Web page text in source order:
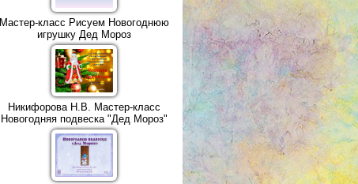
Мастер-класс Рисуем Новогоднюю
игрушку Дед Мороз
Никифорова Н.В. Мастер-класс
Новогодняя подвеска "Дед Мороз"